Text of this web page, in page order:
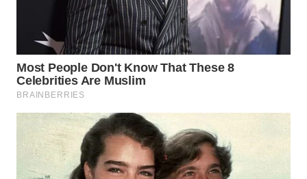
NATUNA
WN
BINTAN
WN
MANDALIKA
WN